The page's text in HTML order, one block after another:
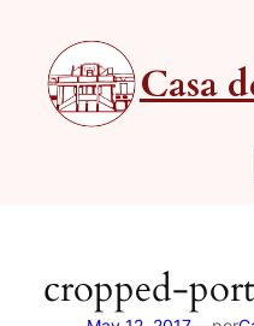
contenido
Casa
cropped-